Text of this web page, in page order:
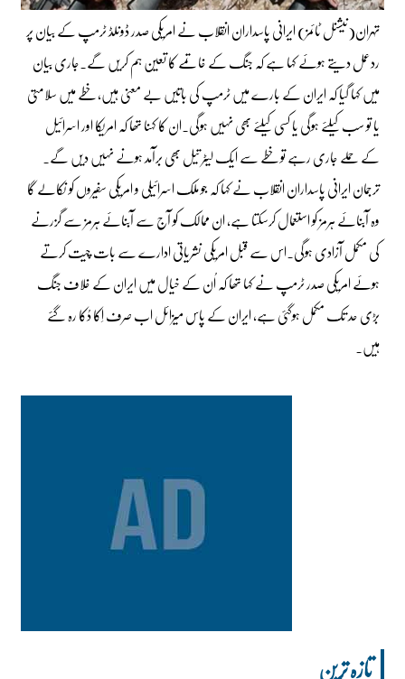
تہران(نیشنل ٹائمز) ایرانی پاسداران انقلاب نے امریکی صدر ڈونلڈ ٹرمپ کے بیان پر
ردعمل دیتے ہوئے کہا ہے کہ جنگ کے خاتمے کا تعین ہم کریں گے۔جاری بیان
میں کہا گیا کہ ایران کے بارے میں ٹرمپ کی باتیں بے معنی ہیں، خطے میں سلامتی
یا تو سب کیلئے ہوگی یا کسی کیلئے بھی نہیں ہوگی۔ان کا کہنا تھا کہ امریکا اور اسرائیل
کے حملے جاری رہے تو خطے سے ایک لیٹر تیل بھی برآمد ہونے نہیں دیں گے۔
ترجمان ایرانی پاسداران انقلاب نے کہا کہ جو ملک اسرائیلی و امریکی سفیروں کو نکالے گا
وہ آبنائے ہرمز کو استعمال کرسکتا ہے، ان ممالک کو آج سے آبنائے ہرمز سے گزرنے
کی مکمل آزادی ہوگی۔اس سے قبل امریکی نشریاتی ادارے سے بات چیت کرتے
ہوئے امریکی صدر ٹرمپ نے کہا تھا کہ اُن کے خیال میں ایران کے خلاف جنگ
بڑی حد تک مکمل ہوگئی ہے، ایران کے پاس میزائل اب صرف اِکا دُکا رہ گئے
ہیں۔